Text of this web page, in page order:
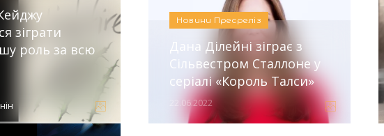
зіграти
роль за всю
Новини Пресреліз
Дана Ділейні зіграє з
Сільвестром Сталлоне у
серіалі «Король Талси»
22.06.2022